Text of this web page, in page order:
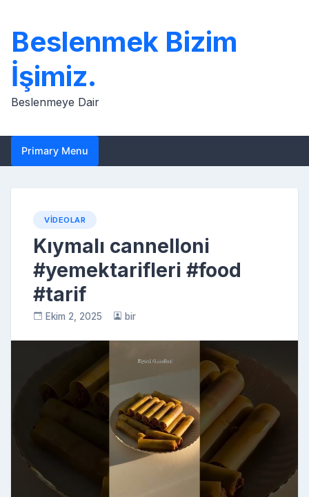
content
Beslenmek Bizim
İşimiz.
Beslenmeye Dair
Primary Menu
VIDEOLAR
Kıymalı cannelloni
#yemektarifleri #food
#tarif
Ekim 2, 2025 bir